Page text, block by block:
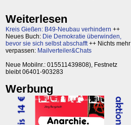
Weiterlesen
Kreis Gießen: B49-Neubau verhindern ++
Neues Buch: Die Demokratie überwinden,
bevor sie sich selbst abschafft++ Nichts mehr
verpassen: Mailverteiler&Chats
Neue Mobilnr.: 015511439808), Festnetz
bleibt 06401-903283
Werbung